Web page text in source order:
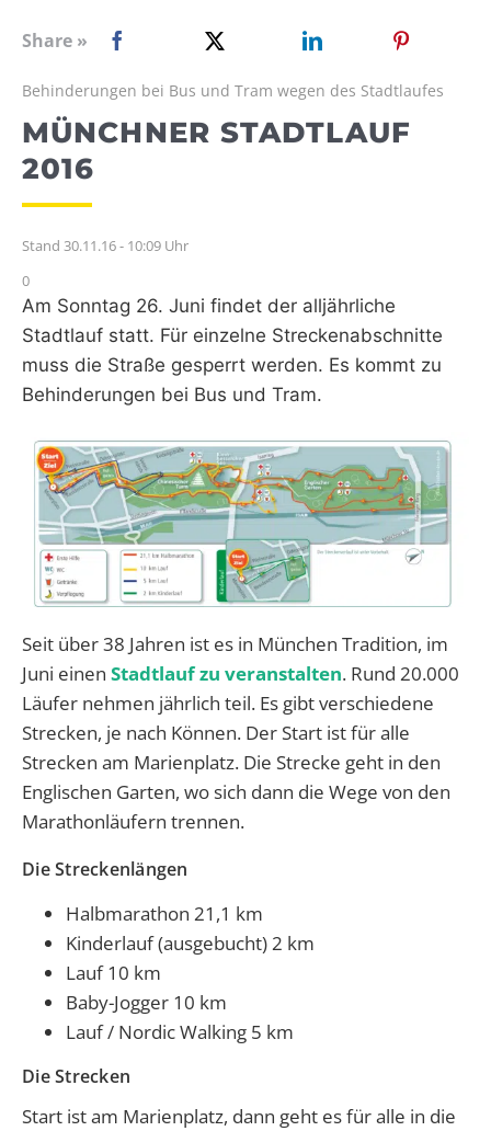
WEBRADIO
Share »
Behinderungen bei Bus und Tram wegen des Stadtlaufes
MÜNCHNER STADTLAUF
2016
Stand 30.11.16 - 10:09 Uhr
0
Am Sonntag 26. Juni findet der alljährliche
Stadtlauf statt. Für einzelne Streckenabschnitte
muss die Straße gesperrt werden. Es kommt zu
Behinderungen bei Bus und Tram.
Seit über 38 Jahren ist es in München Tradition, im
Juni einen Stadtlauf zu veranstalten. Rund 20.000
Läufer nehmen jährlich teil. Es gibt verschiedene
Strecken, je nach Können. Der Start ist für alle
Strecken am Marienplatz. Die Strecke geht in den
Englischen Garten, wo sich dann die Wege von den
Marathonläufern trennen.
Die Streckenlängen
Halbmarathon 21,1 km
Kinderlauf (ausgebucht) 2 km
Lauf 10 km
Baby-Jogger 10 km
Lauf / Nordic Walking 5 km
Die Strecken
Start ist am Marienplatz, dann geht es für alle in die